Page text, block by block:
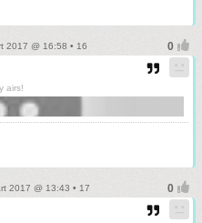
2017 @ 16:58 • 16
airs!
2017 @ 13:43 • 17